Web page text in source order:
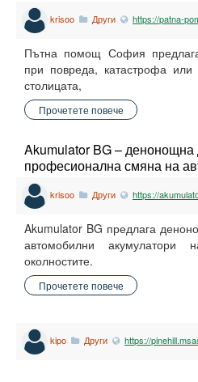
krisoo Други https://patna-
Пътна помощ София
при повреда, катастрофа
столицата,
Прочетете повече
Akumulator BG – денонощна
професионална смяна на
акумулатори на адрес в
krisoo Други https://
Akumulator BG предлага
автомобилни
околностите.
Прочетете повече
kipo Други https://